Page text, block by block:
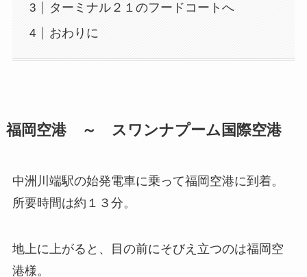
ターミナル２１のフードコートへ
おわりに
福岡空港 ～ スワンナプーム国際空港
中洲川端駅の始発電車に乗って福岡空港に到着。
所要時間は約１３分。
地上に上がると、目の前にそびえ立つのは福岡空
港様。